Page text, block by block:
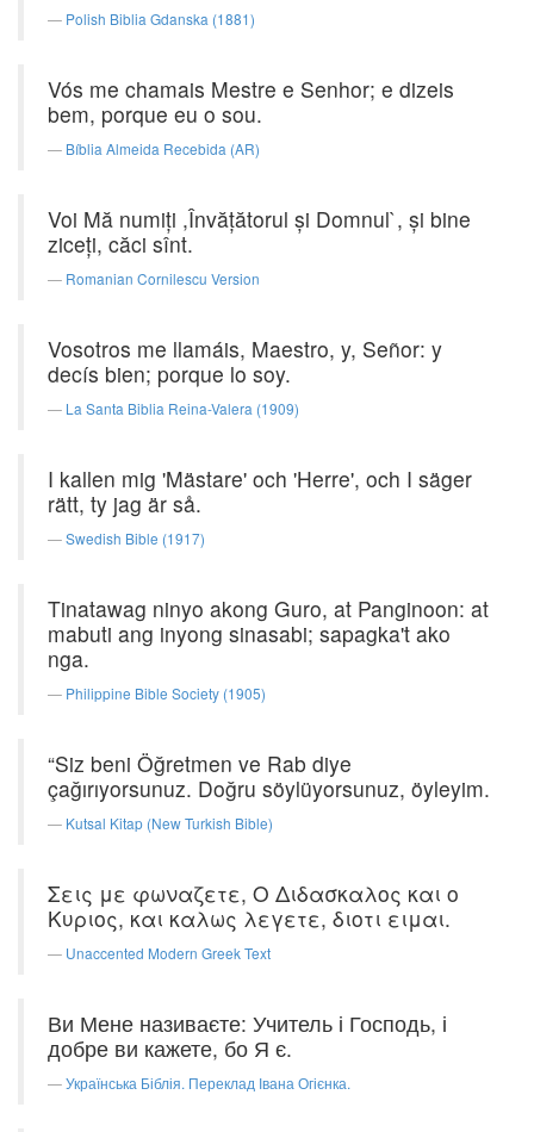
Polish Biblia Gdanska (1881)
Vós me chamais Mestre e Senhor; e dizeis
bem, porque eu o sou.
Bíblia Almeida Recebida (AR)
Voi Mă numiţi ,Învăţătorul şi Domnul`, şi bine
ziceţi, căci sînt.
Romanian Cornilescu Version
Vosotros me llamáis, Maestro, y, Señor: y
decís bien; porque lo soy.
La Santa Biblia Reina-Valera (1909)
I kallen mig 'Mästare' och 'Herre', och I säger
rätt, ty jag är så.
Swedish Bible (1917)
Tinatawag ninyo akong Guro, at Panginoon: at
mabuti ang inyong sinasabi; sapagka't ako
nga.
Philippine Bible Society (1905)
“Siz beni Öğretmen ve Rab diye
çağırıyorsunuz. Doğru söylüyorsunuz, öyleyim.
Kutsal Kitap (New Turkish Bible)
Σεις με φωναζετε, Ο Διδασκαλος και ο
Κυριος, και καλως λεγετε, διοτι ειμαι.
Unaccented Modern Greek Text
Ви Мене називаєте: Учитель і Господь, і
добре ви кажете, бо Я є.
Українська Біблія. Переклад Івана Огієнка.